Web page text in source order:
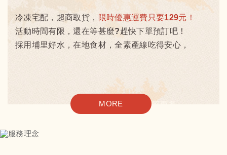
冷凍宅配，超商取貨， 限時優惠運費只要129元！
活動時間有限，還在等甚麼?趕快下單預訂吧！
採用埔里好水，在地食材，全素產線吃得安心，
MORE